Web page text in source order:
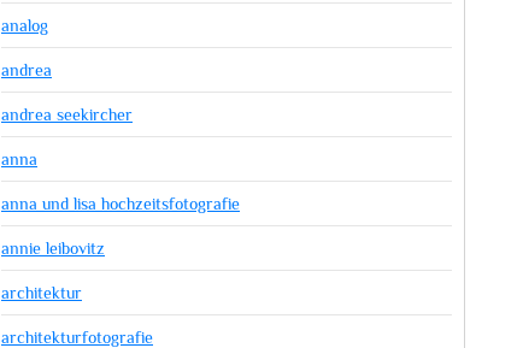
analog
andrea
andrea seekircher
anna
anna und lisa hochzeitsfotografie
annie leibovitz
architektur
architekturfotografie